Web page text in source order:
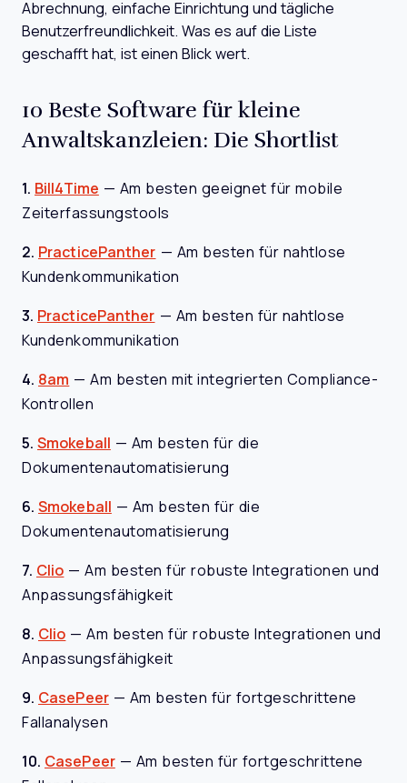
Abrechnung, einfache Einrichtung und tägliche
Benutzerfreundlichkeit. Was es auf die Liste
geschafft hat, ist einen Blick wert.
10 Beste Software für kleine
Anwaltskanzleien: Die Shortlist
1. Bill4Time — Am besten geeignet für mobile
Zeiterfassungstools
2. PracticePanther — Am besten für nahtlose
Kundenkommunikation
3. PracticePanther — Am besten für nahtlose
Kundenkommunikation
4. 8am —Am besten mit integrierten Compliance-
Kontrollen
5. Smokeball — Am besten für die
Dokumentenautomatisierung
6. Smokeball — Am besten für die
Dokumentenautomatisierung
7. Clio —Am besten für robuste Integrationen und
Anpassungsfähigkeit
8. Clio —Am besten für robuste Integrationen und
Anpassungsfähigkeit
9. CasePeer — Am besten für fortgeschrittene
Fallanalysen
10. CasePeer — Am besten für fortgeschrittene